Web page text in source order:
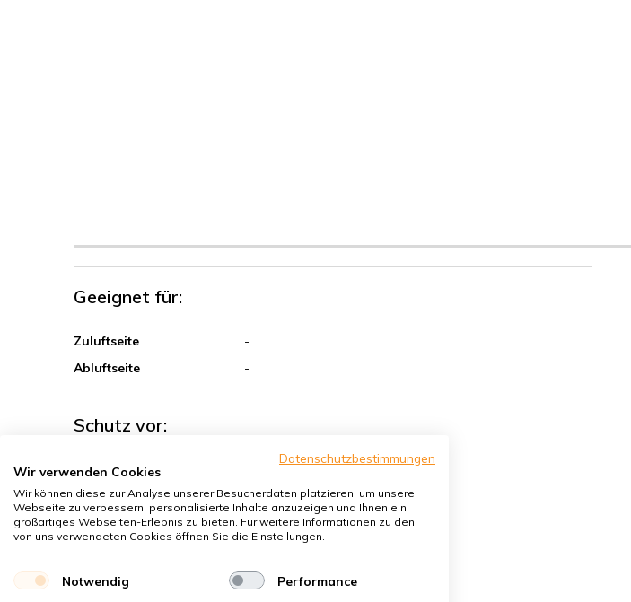
Geeignet für:
Zuluftseite
-
Abluftseite
-
Schutz vor:
Sand, Grobstaub
Sporen, Pollen
Hausstaubmilben
Feinstaub, Viren
Datenschutzbestimmungen
Wir verwenden Cookies
Wir können diese zur Analyse unserer Besucherdaten platzieren, um unsere
Webseite zu verbessern, personalisierte Inhalte anzuzeigen und Ihnen ein
großartiges Webseiten-Erlebnis zu bieten. Für weitere Informationen zu den
von uns verwendeten Cookies öffnen Sie die Einstellungen.
Notwendig Performance